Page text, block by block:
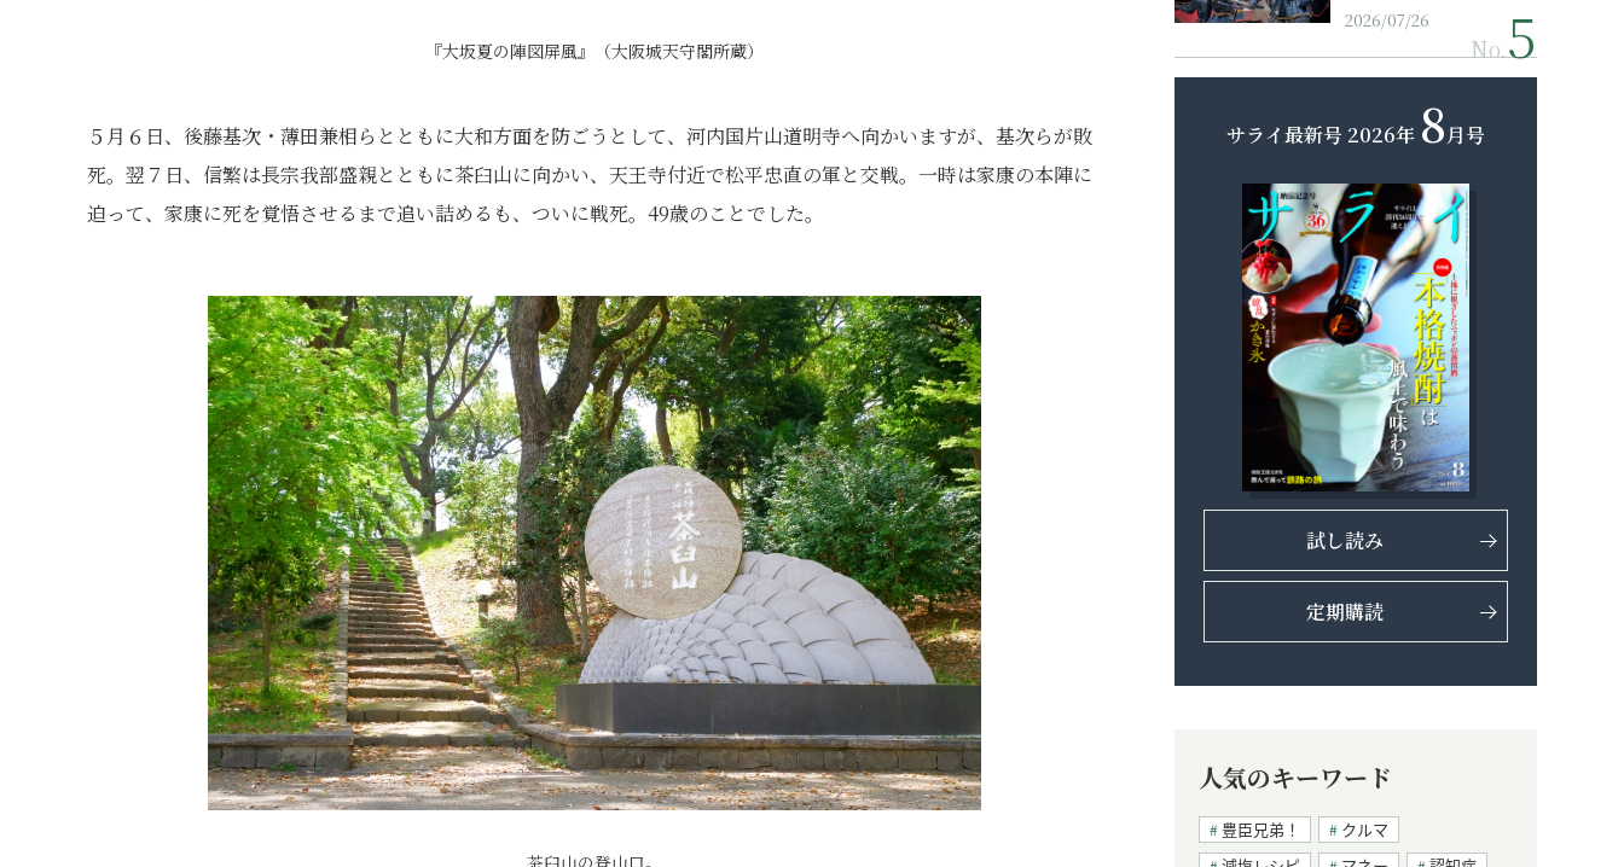
『大坂夏の陣図屏風』（大阪城天守閣所蔵）
５月６日、後藤基次・薄田兼相らとともに大和方面を防ごうとして、河内国片山道明寺へ向かいますが、基次らが敗
死。翌７日、信繁は長宗我部盛親とともに茶臼山に向かい、天王寺付近で松平忠直の軍と交戦。一時は家康の本陣に
迫って、家康に死を覚悟させるまで追い詰めるも、ついに戦死。49歳のことでした。
茶臼山の登山口。
2026/07/26
No.
サライ最新号 2026年 8月号
試し読み
定期購読
人気のキーワード
豊臣兄弟！
クルマ